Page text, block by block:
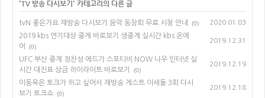
'TV 방송 다시보기 ' 카테고리의 다른 글
tvN 좋은가요 재방송 다시보기 음악 동창회 무료 시청 안내 (0) 2020.01.03
2019 kbs 연기대상 중계 바로보기 생중계 실시간 kbs 온에
어
(0)
2019.12.31
UFC 부산 중계 정찬성 에드가 스포티비 NOW 나우 인터넷 실
시간 대진표 상금 하이라이트 바로보기
(0)
2019.12.19
이동욱은 토크가 하고 싶어서 재방송 게스트 이세돌 3회 다시
보기 토크쇼 (0)
2019.12.18